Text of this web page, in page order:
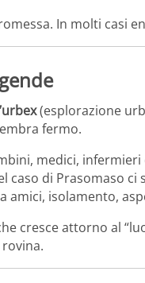
In molti casi
(esplorazione
fermo.
medici,
caso di Prasomaso
amici, isolamento,
cresce attorno al